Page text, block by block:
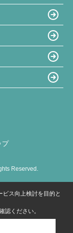
プ
Reserved.
ス向上検討を目的と
認ください。